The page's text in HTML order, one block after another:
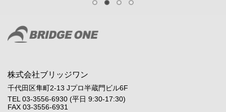
株式会社ブリッジワン
千代田区隼町2-13 Jプロ半蔵門ビル6F
TEL 03-3556-6930 (平日 9:30-17:30)
FAX 03-3556-6931